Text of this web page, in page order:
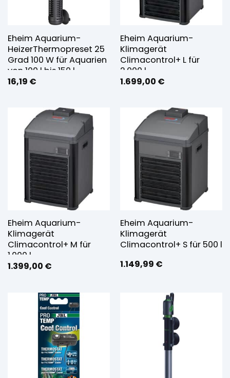
Eheim Aquarium-
HeizerThermopreset 25
Grad 100 W für Aquarien
von 100 l bis 150 l
16,19 €
Eheim Aquarium-
Klimagerät
Climacontrol+ L für
2.000 l
1.699,00 €
Eheim Aquarium-
Klimagerät
Climacontrol+ M für
1.000 l
1.399,00 €
Eheim Aquarium-
Klimagerät
Climacontrol+ S für 500 l
1.149,99 €